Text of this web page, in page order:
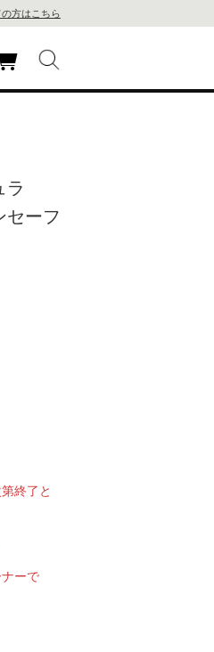
方はこちら
ラ
セーフ
終了と
ーで